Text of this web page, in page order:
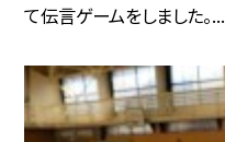
て伝言ゲームをしました。...